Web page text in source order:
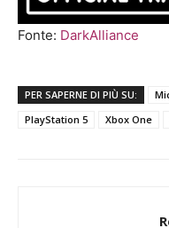
Fonte: DarkAlliance
PER SAPERNE DI PIÙ SU:
PlayStation 5
Xbox One